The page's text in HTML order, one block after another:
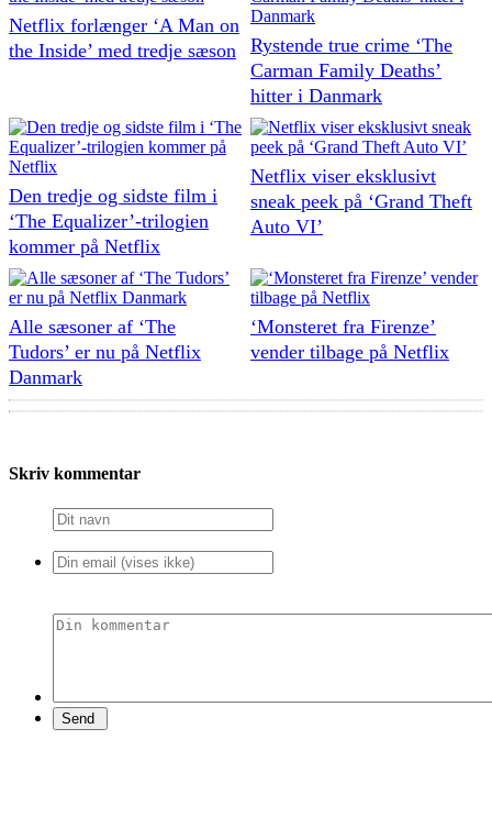
Netflix forlænger ‘A Man on
the Inside’ med tredje sæson
Rystende true crime ‘The
Carman Family Deaths’
hitter i Danmark
Den tredje og sidste film i
‘The Equalizer’-trilogien
kommer på Netflix
Netflix viser eksklusivt
sneak peek på ‘Grand Theft
Auto VI’
Alle sæsoner af ‘The
Tudors’ er nu på Netflix
Danmark
‘Monsteret fra Firenze’
vender tilbage på Netflix
Skriv kommentar